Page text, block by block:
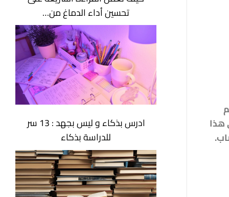
هذا
تحسين أداء الدماغ من…
ادرس بذكاء و ليس بجهد : 13 سر
للدراسة بذكاء